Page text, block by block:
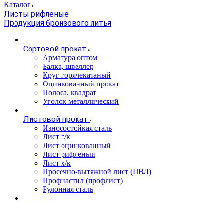
Каталог
Листы рифленые
Продукция бронзового литья
Сортовой прокат
Арматура оптом
Балка, швеллер
Круг горячекатаный
Оцинкованный прокат
Полоса, квадрат
Уголок металлический
Листовой прокат
Износостойкая сталь
Лист г/к
Лист оцинкованный
Лист рифленый
Лист х/к
Просечно-вытяжной лист (ПВЛ)
Профнастил (профлист)
Рулонная сталь